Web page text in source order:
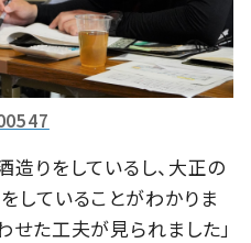
造りをしているし、大正の
していることがわかりま
せた工夫が見られました」